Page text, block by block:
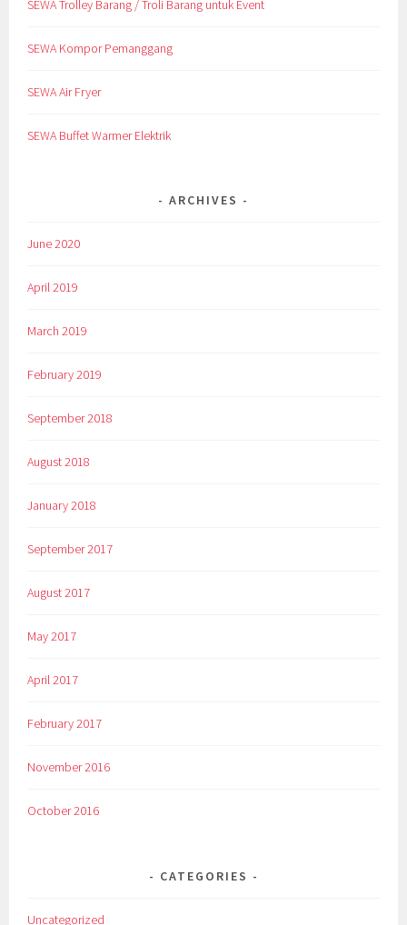
SEWA Trolley Barang / Troli Barang untuk Event
SEWA Kompor Pemanggang
SEWA Air Fryer
SEWA Buffet Warmer Elektrik
ARCHIVES
June 2020
April 2019
March 2019
February 2019
September 2018
August 2018
January 2018
September 2017
August 2017
May 2017
April 2017
February 2017
November 2016
October 2016
CATEGORIES
Uncategorized